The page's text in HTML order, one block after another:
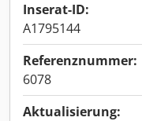
Inserat-ID:
A1795144
Referenznummer:
6078
Aktualisierung: